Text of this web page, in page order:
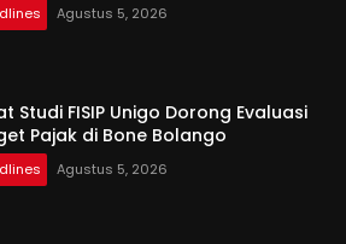
Agustus 5, 2026
Studi FISIP Unigo Dorong Evaluasi
Pajak di Bone Bolango
Agustus 5, 2026